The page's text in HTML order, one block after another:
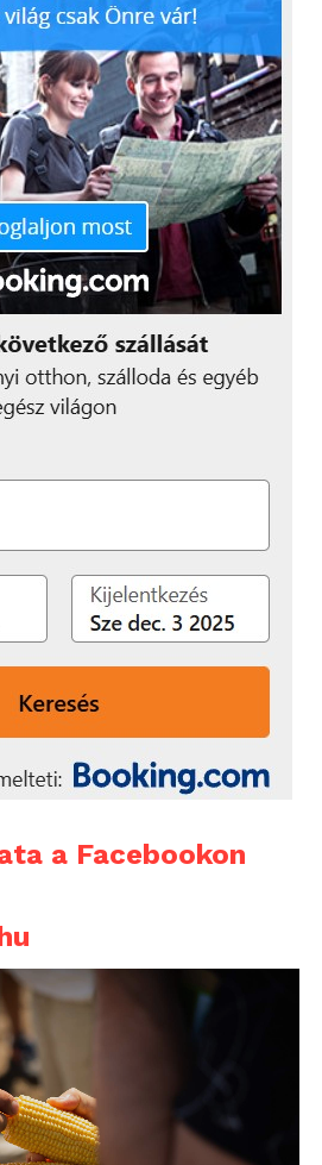
a Facebookon